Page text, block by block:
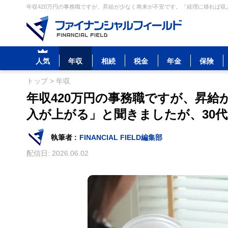
年収420万円の事務職ですが、昇給が少なく将来が不安です。「経理に移れば
人気 年収 相続 税金 年金 保険
トップ> 年収
年収420万円の事務職ですが、昇給
入が上がる」と聞きましたが、30
執筆者 : FINANCIAL FIELD編集部
配信日: 2026.06.02